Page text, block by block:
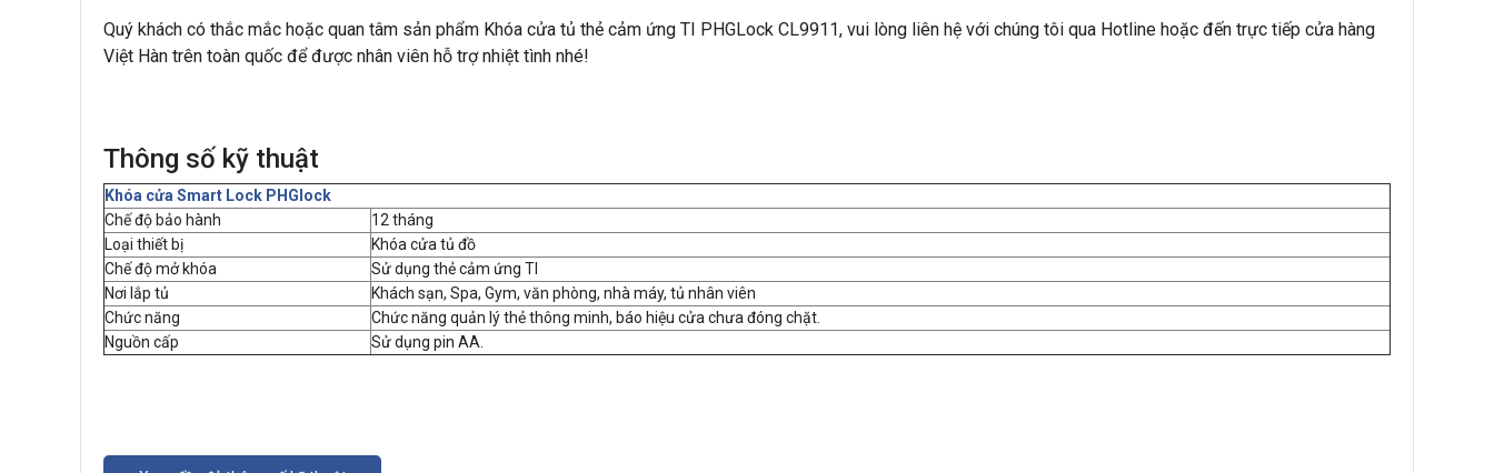
Quý khách có thắc mắc hoặc quan tâm sản phẩm Khóa cửa tủ thẻ cảm ứng TI PHGLock CL9911, vui lòng liên hệ với chúng tôi qua Hotline hoặc đến trực tiếp cửa hàng
Việt Hàn trên toàn quốc để được nhân viên hỗ trợ nhiệt tình nhé!
Thông số kỹ thuật
Khóa cửa Smart Lock PHGlock
Chế độ bảo hành
12 tháng
Loại thiết bị
Khóa cửa tủ đồ
Chế độ mở khóa
Sử dụng thẻ cảm ứng TI
Nơi lắp tủ
Khách sạn, Spa, Gym, văn phòng, nhà máy, tủ nhân viên
Chức năng
Chức năng quản lý thẻ thông minh, báo hiệu cửa chưa đóng chặt.
Nguồn cấp
Sử dụng pin AA.